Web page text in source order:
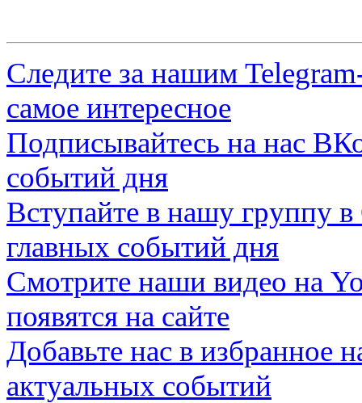
Следите за нашим
самое интересное
Подписывайтесь на нас
событий дня
Вступайте в нашу группу в
главных событий дня
Смотрите наши видео на
появятся на сайте
Добавьте нас в избранное
актуальных событий